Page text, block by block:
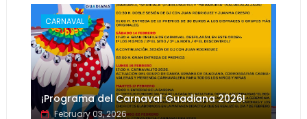
CARNAVAL
¡Programa del Carnaval Guadiana 2026!
February 03, 2026